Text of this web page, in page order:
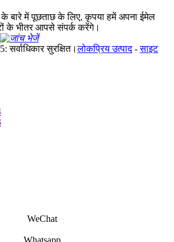
के बारे में पूछताछ के लिए, कृपया हमें अपना ईमेल
के भीतर आपसे संपर्क करेंगे।
सर्वाधिकार सुरक्षित।लोकप्रिय उत्पाद-साइट
WeChat
Whatsapp